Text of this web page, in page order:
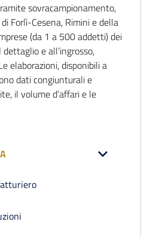
sovracampionamento,
Forlì-Cesena, Rimini e della
(da 1 a 500 addetti) dei
e all’ingrosso,
elaborazioni, disponibili a
dati congiunturali e
il volume d’affari e le